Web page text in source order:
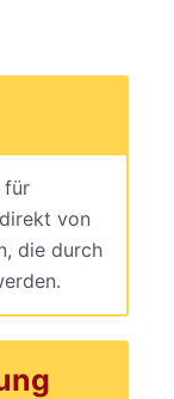
für
von
die durch